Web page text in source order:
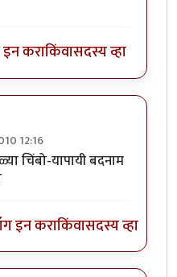
कराकिंवासदस्य व्हा
12:16
byअवलिया
चिंबो-यापायी बदनाम
इन कराकिंवासदस्य व्हा